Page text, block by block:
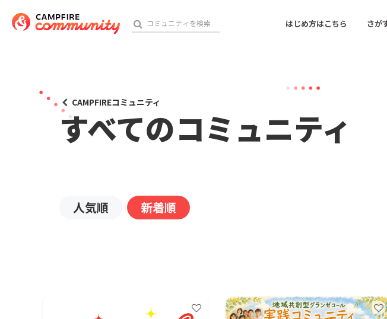
はじめ方はこちら さが
アート・写真 音楽
ビジネス・起業
CAMPFIREコミュニティ
すべてのコミュニティ
人気順 新着順